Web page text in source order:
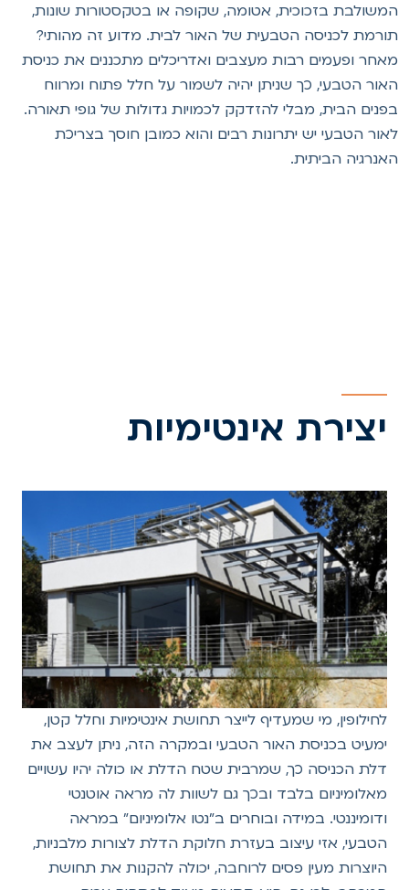
בזכוכית, אטומה, שקופה או בטקסטורות שונות,
לכניסה הטבעית של האור לבית. מדוע זה מהותי?
ופעמים רבות מעצבים ואדריכלים מתכננים את כניסת
הטבעי, כך שניתן יהיה לשמור על חלל פתוח ומרווח
הבית, מבלי להזדקק לכמויות גדולות של גופי תאורה.
הטבעי יש יתרונות רבים והוא כמובן חוסך בצריכת
הביתית.
יצירת אינטימיות
לחילופין, מי שמעדיף לייצר תחושת אינטימיות וחלל קטן,
ימעיט בכניסת האור הטבעי ובמקרה הזה, ניתן לעצב את
דלת הכניסה כך, שמרבית שטח הדלת או כולה יהיו עשויים
מאלומיניום בלבד ובכך גם לשוות לה מראה אוטנטי
ודומיננטי. במידה ובוחרים ב"נטו אלומיניום" במראה
הטבעי, אזי עיצוב בעזרת חלוקת הדלת לצורות מלבניות,
היוצרות מעין פסים לרוחבה, יכולה להקנות את תחושת